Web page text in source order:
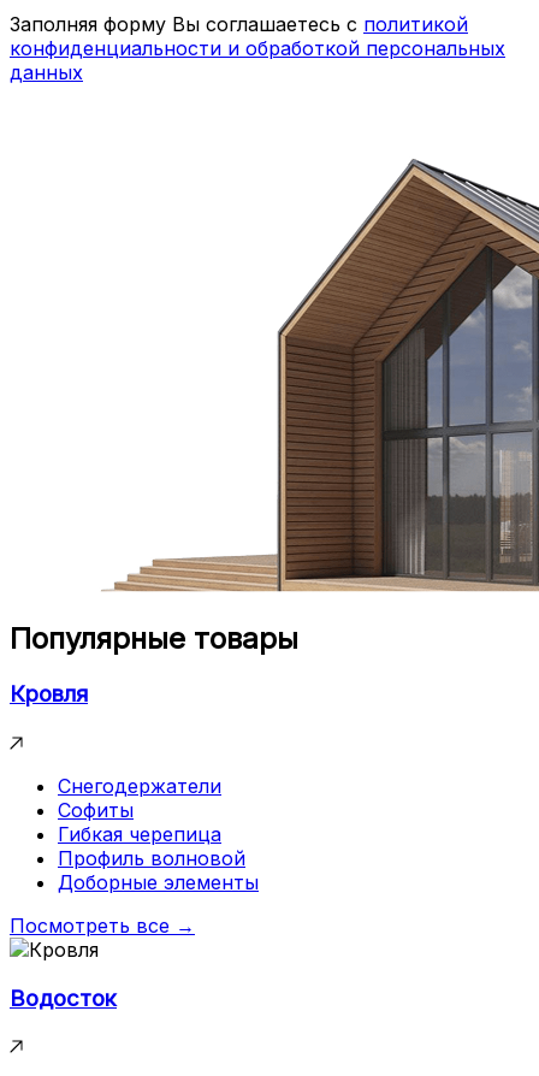
Заполняя форму Вы соглашаетесь с политикой
конфиденциальности и обработкой персональных
данных
Популярные товары
Кровля
Снегодержатели
Софиты
Гибкая черепица
Профиль волновой
Доборные элементы
Посмотреть все →
Водосток